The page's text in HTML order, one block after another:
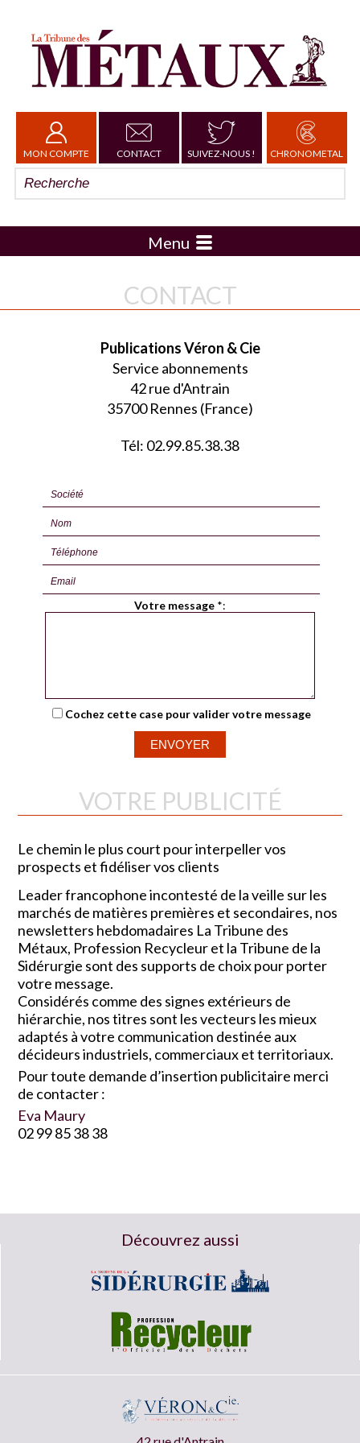
MON COMPTE CONTACT SUIVEZ-NOUS ! CHRONOMETAL
Menu
CONTACT
Publications Véron & Cie
Service abonnements
42 rue d'Antrain
35700 Rennes (France)
Tél: 02.99.85.38.38
Votre message *:
Cochez cette case pour valider votre message
VOTRE PUBLICITÉ
Le chemin le plus court pour interpeller vos
prospects et fidéliser vos clients
Leader francophone incontesté de la veille sur les
marchés de matières premières et secondaires, nos
newsletters hebdomadaires La Tribune des
Métaux, Profession Recycleur et la Tribune de la
Sidérurgie sont des supports de choix pour porter
votre message.
Considérés comme des signes extérieurs de
hiérarchie, nos titres sont les vecteurs les mieux
adaptés à votre communication destinée aux
décideurs industriels, commerciaux et territoriaux.
Pour toute demande d’insertion publicitaire merci
de contacter :
Eva Maury
02 99 85 38 38
Découvrez aussi